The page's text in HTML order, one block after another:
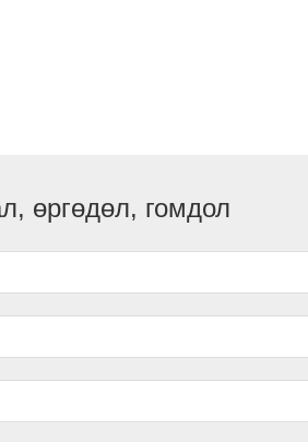
өргөдөл, гомдол